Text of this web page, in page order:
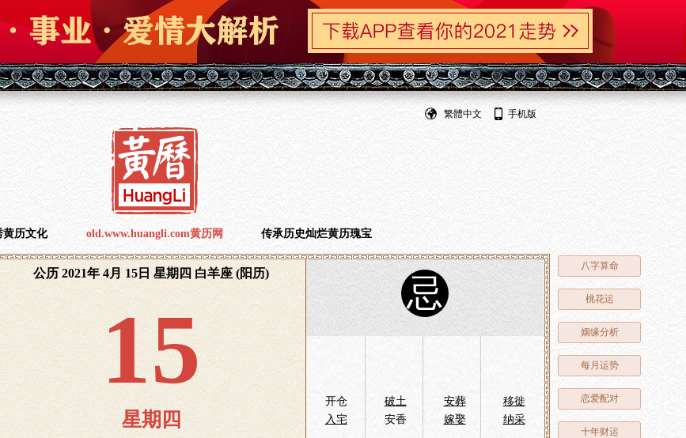
八字算命
桃花运
姻缘分析
每月运势
恋爱配对
十年财运
手机版
繁體中文
黄历文化 old.www.huangli.com黄历网 传承历史灿烂黄历瑰宝
公历 2021年 4月 15日 星期四 白羊座 (阳历)
15
星期四
忌
开仓 破土 安葬
移徙
入宅
安香 嫁娶 纳采